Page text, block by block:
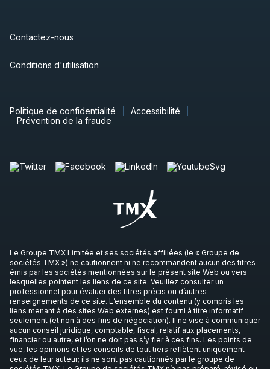
Contactez-nous
Conditions d'utilisation
Politique de confidentialité
Accessibilité
Prévention de la fraude
Le Groupe TMX Limitée et ses sociétés affiliées (le « Groupe de
sociétés TMX ») ne cautionnent ni ne recommandent aucun des titres
émis par les sociétés mentionnées sur le présent site Web ou vers
lesquelles pointent les liens de ce site. Veuillez consulter un
professionnel pour évaluer des titres précis ou d’autres
renseignements de ce site. L’ensemble du contenu (y compris les
liens menant à des sites Web externes) est fourni à titre informatif
seulement (et non à des fins de négociation). Il ne vise à communiquer
aucun conseil juridique, comptable, fiscal, relatif aux placements,
financier ou autre, et l’on ne doit pas s’y fier à ces fins. Les points de
vue, les opinions et les conseils de tout tiers reflètent uniquement
ceux de leur auteur; ils ne sont pas cautionnés par le groupe de